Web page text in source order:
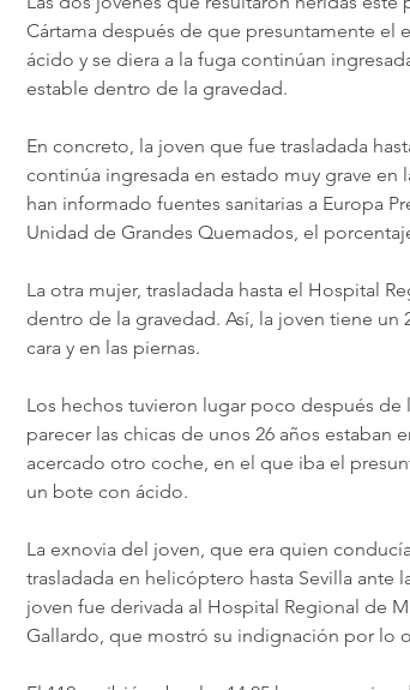
Cártama después de que presuntamente el
ácido y se diera a la fuga continúan
estable dentro de la gravedad.
En concreto, la joven que fue trasladada
continúa ingresada en estado muy grave en
han informado fuentes sanitarias a Europa
Unidad de Grandes Quemados, el
La otra mujer, trasladada hasta el Hospital
dentro de la gravedad. Así, la joven tiene
cara y en las piernas.
Los hechos tuvieron lugar poco después de
parecer las chicas de unos 26 años estaban
acercado otro coche, en el que iba el
un bote con ácido.
La exnovia del joven, que era quien
trasladada en helicóptero hasta Sevilla ante
joven fue derivada al Hospital Regional de
Gallardo, que mostró su indignación por lo